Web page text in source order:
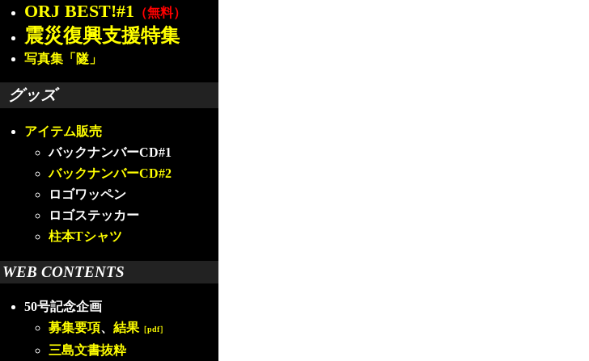
ORJ BEST!#1 （無料）
震災復興支援特集
写真集「隧」
グッズ
アイテム販売
バックナンバーCD#1
バックナンバーCD#2
ロゴワッペン
ロゴステッカー
柱本Tシャツ
WEB CONTENTS
50号記念企画
募集要項、 結果 ［pdf］
三島文書抜粋